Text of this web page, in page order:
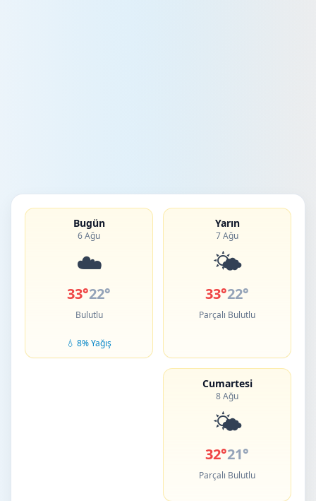
Bugün
6 Ağu
☁️
33°22°
Bulutlu
💧 8% Yağış
Yarın
7 Ağu
🌤️
33°22°
Parçalı Bulutlu
Cumartesi
8 Ağu
🌤️
32°21°
Parçalı Bulutlu